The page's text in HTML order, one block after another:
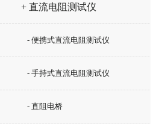
+ 直流电阻测试仪
- 便携式直流电阻测试仪
- 手持式直流电阻测试仪
- 直阻电桥